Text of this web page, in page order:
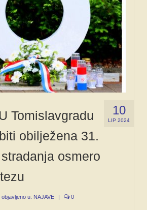
10
LIP 2024
Tomislavgradu
obilježena 31.
osmero
objavljeno u: NAJAVE 0